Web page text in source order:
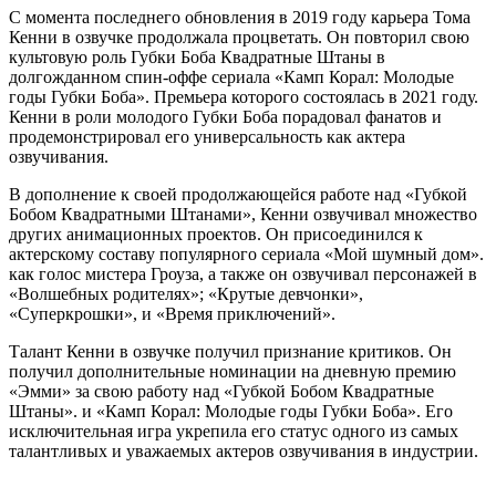
С момента последнего обновления в 2019 году карьера Тома
Кенни в озвучке продолжала процветать. Он повторил свою
культовую роль Губки Боба Квадратные Штаны в
долгожданном спин-оффе сериала «Камп Корал: Молодые
годы Губки Боба». Премьера которого состоялась в 2021 году.
Кенни в роли молодого Губки Боба порадовал фанатов и
продемонстрировал его универсальность как актера
озвучивания.
В дополнение к своей продолжающейся работе над «Губкой
Бобом Квадратными Штанами», Кенни озвучивал множество
других анимационных проектов. Он присоединился к
актерскому составу популярного сериала «Мой шумный дом».
как голос мистера Гроуза, а также он озвучивал персонажей в
«Волшебных родителях»; «Крутые девчонки»,
«Суперкрошки», и «Время приключений».
Талант Кенни в озвучке получил признание критиков. Он
получил дополнительные номинации на дневную премию
«Эмми» за свою работу над «Губкой Бобом Квадратные
Штаны». и «Камп Корал: Молодые годы Губки Боба». Его
исключительная игра укрепила его статус одного из самых
талантливых и уважаемых актеров озвучивания в индустрии.